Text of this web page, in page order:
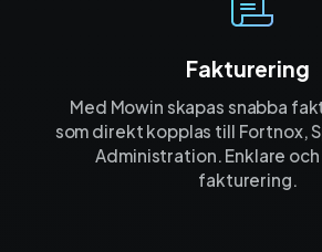
Fakturering
Med Mowin skapas snabba
som direkt kopplas till Fortnox,
Administration. Enklare
fakturering.